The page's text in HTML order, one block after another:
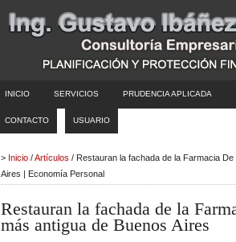
INICIO SERVICIOS PRUDENCIA APLICADA
CONTACTO USUARIO
> Inicio /Artículos / Restauran la fachada de la Farmacia
Aires | Economía Personal
Restauran la fachada de la
más antigua de Buenos Aires